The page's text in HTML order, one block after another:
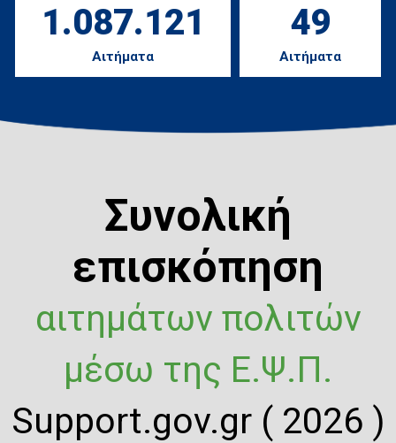
1.087.121
Αιτήματα
49
Αιτήματα
Συνολική
επισκόπηση
αιτημάτων πολιτών
μέσω της Ε.Ψ.Π.
Support.gov.gr ( 2026 )